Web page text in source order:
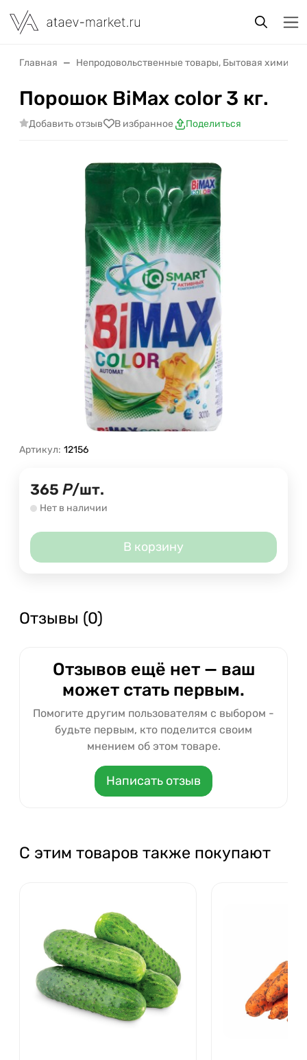
Главная Непродовольственные товары, Бытовая химия
Порошок BiMax color 3 кг.
Добавить отзыв В избранное Поделиться
Артикул: 12156
365 Р/шт.
Нет в наличии
В корзину
Отзывы (0)
Отзывов ещё нет — ваш
может стать первым.
Помогите другим пользователям с выбором -
будьте первым, кто поделится своим
мнением об этом товаре.
Написать отзыв
С этим товаров также покупают